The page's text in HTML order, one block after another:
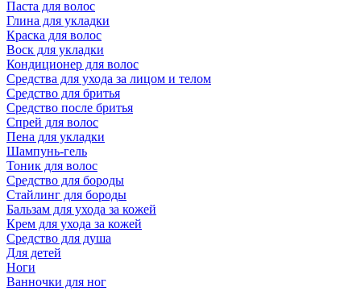
Паста для волос
Глина для укладки
Краска для волос
Воск для укладки
Кондиционер для волос
Средства для ухода за лицом и телом
Средство для бритья
Средство после бритья
Спрей для волос
Пена для укладки
Шампунь-гель
Тоник для волос
Средство для бороды
Стайлинг для бороды
Бальзам для ухода за кожей
Крем для ухода за кожей
Средство для душа
Для детей
Ноги
Ванночки для ног